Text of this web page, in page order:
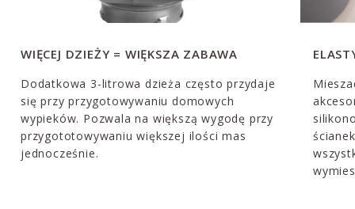
WIĘCEJ DZIEŻY = WIĘKSZA ZABAWA
Dodatkowa 3-litrowa dzieża często przydaje
się przy przygotowywaniu domowych
wypieków. Pozwala na większą wygodę przy
przygototowywaniu większej ilości mas
jednocześnie.